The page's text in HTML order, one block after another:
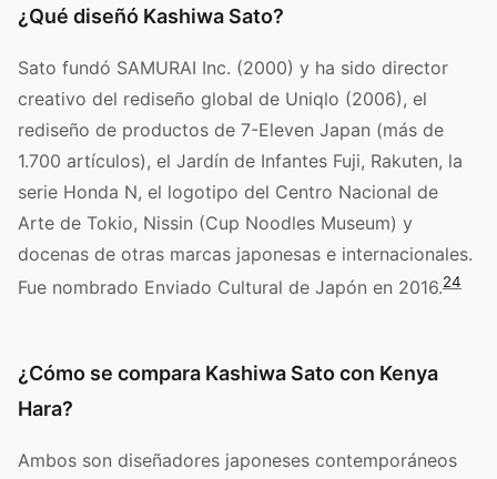
¿Qué diseñó Kashiwa Sato?
Sato fundó SAMURAI Inc. (2000) y ha sido director
creativo del rediseño global de Uniqlo (2006), el
rediseño de productos de 7-Eleven Japan (más de
1.700 artículos), el Jardín de Infantes Fuji, Rakuten, la
serie Honda N, el logotipo del Centro Nacional de
Arte de Tokio, Nissin (Cup Noodles Museum) y
docenas de otras marcas japonesas e internacionales.
Fue nombrado Enviado Cultural de Japón en 2016.24
¿Cómo se compara Kashiwa Sato con Kenya
Hara?
Ambos son diseñadores japoneses contemporáneos